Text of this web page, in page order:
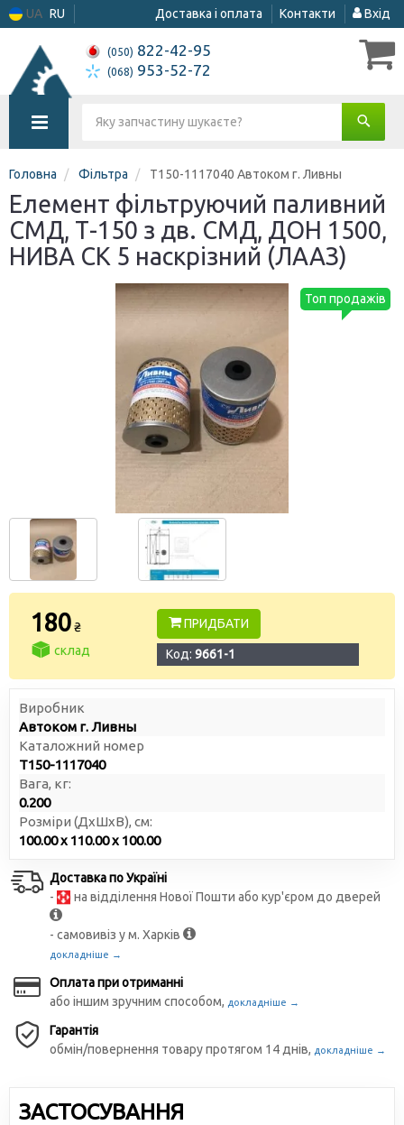
UA RU Доставка і оплата Контакти Вхід
(050) 822-42-95
(068) 953-52-72
Головна Фільтра Т150-1117040 Автоком г. Ливны
Елемент фільтруючий паливний
СМД, Т-150 з дв. СМД, ДОН 1500,
НИВА СК 5 наскрізний (ЛААЗ)
Топ продажів
180₴
склад
ПРИДБАТИ
Код: 9661-1
Виробник
Автоком г. Ливны
Каталожний номер
Т150-1117040
Вага, кг:
0.200
Розміри (ДxШxВ), см:
100.00 x 110.00 x 100.00
Доставка по Україні
-
на відділення Нової Пошти або кур'єром до дверей
- самовивіз у м. Харків
докладніше →
Оплата при отриманні
або іншим зручним способом, докладніше →
Гарантія
обмін/повернення товару протягом 14 днів, докладніше →
ЗАСТОСУВАННЯ